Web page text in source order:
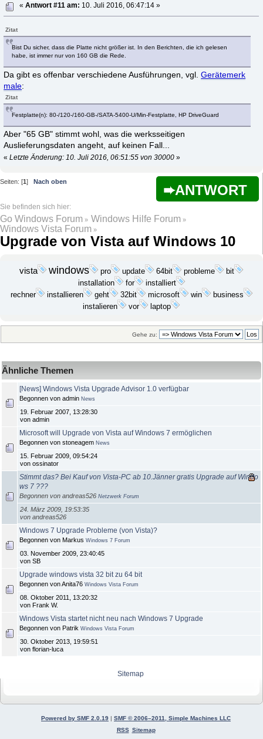
«Antwort #11 am: 10. Juli 2016, 06:47:14 »
Zitat
Bist Du sicher, dass die Platte nicht größer ist. In den Berichten, die ich gelesen
habe, ist immer nur von 160 GB die Rede.
Da gibt es offenbar verschiedene Ausführungen, vgl.Gerätemerk
male:
Zitat
Festplatte(n): 80-/120-/160-GB-/SATA-5400-U/Min-Festplatte, HP DriveGuard
Aber "65 GB" stimmt wohl, was die werksseitigen
Auslieferungsdaten angeht, auf keinen Fall...
«Letzte Änderung: 10. Juli 2016, 06:51:55 von 30000 »
ANTWORT
Seiten: [1] Nach oben
Go Windows Forum » Windows Hilfe Forum »
Windows Vista Forum »
Upgrade von Vista auf Windows 10
vista windows pro update 64bit probleme
bit
installation
for
installiert
rechner
installieren geht 32bit microsoft win
business
instalieren
vor laptop
Gehe zu:
Ähnliche Themen
[News] Windows Vista Upgrade Advisor 1.0 verfügbar
Begonnen von admin News
19. Februar 2007, 13:28:30
von admin
Microsoft will Upgrade von Vista auf Windows 7 ermöglichen
Begonnen von stoneagem News
15. Februar 2009, 09:54:24
von ossinator
Stimmt das? Bei Kauf von Vista-PC ab 10.Jänner gratis Upgrade auf Windo
ws 7 ???
Begonnen von andreas526 Netzwerk Forum
24. März 2009, 19:53:35
von andreas526
Windows 7 Upgrade Probleme (von Vista)?
Begonnen von Markus Windows 7 Forum
03. November 2009, 23:40:45
von SB
Upgrade windows vista 32 bit zu 64 bit
Begonnen von Anita76 Windows Vista Forum
08. Oktober 2011, 13:20:32
von Frank W.
Windows Vista startet nicht neu nach Windows 7 Upgrade
Begonnen von Patrik Windows Vista Forum
30. Oktober 2013, 19:59:51
von florian-luca
Sitemap
Powered by SMF 2.0.19 | SMF © 2006–2011, Simple Machines LLC
RSS Sitemap